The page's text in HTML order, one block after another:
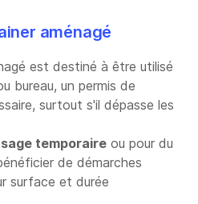
aménagé
est destiné à être utilisé
bureau, un permis de
surtout s'il dépasse les
temporaire ou pour du
de démarches
surface et durée